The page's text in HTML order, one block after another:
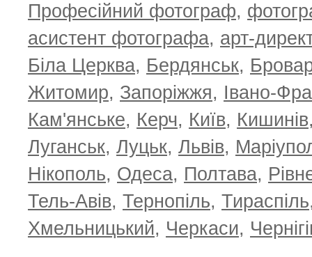
Професійний фотограф,
асистент фотографа, арт-
Біла Церква, Бердянськ,
Житомир, Запоріжжя, Івано-
Кам'янське, Керч, Київ, Кишинів
Луганськ, Луцьк, Львів,
Нікополь, Одеса, Полтава,
Тель-Авів, Тернопіль, Тираспіль
Хмельницький, Черкаси,